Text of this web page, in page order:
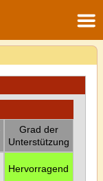
Grad der
Unterstützung
Hervorragend